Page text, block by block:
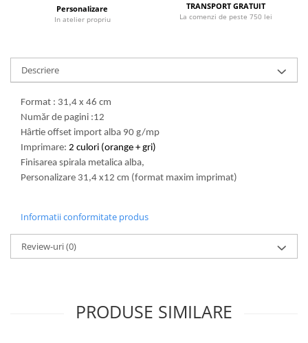
Personalizare
In atelier propriu
TRANSPORT GRATUIT
La comenzi de peste 750 lei
Descriere
Format : 31,4 x 46 cm
Număr de pagini :12
Hârtie offset import alba 90 g/mp
Imprimare: 2 culori (orange + gri)
Finisarea spirala metalica alba,
Personalizare 31,4 x12 cm (format maxim imprimat)
Informatii conformitate produs
Review-uri(0)
PRODUSE SIMILARE